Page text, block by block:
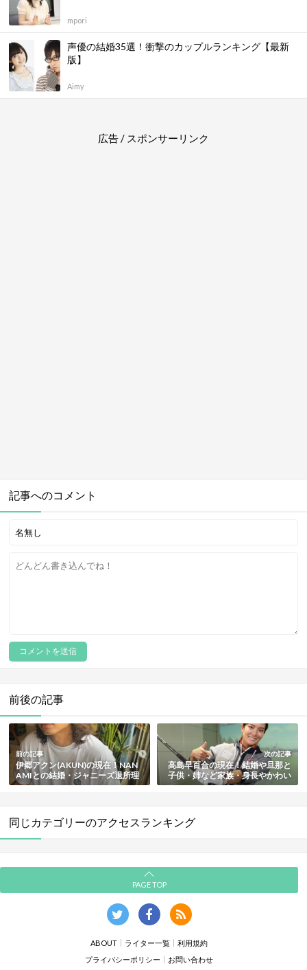
mpori
声優の結婚35選！衝撃のカップルランキング【最新
版】
Aimy
広告 / スポンサーリンク
記事へのコメント
前後の記事
前の記事
伊郷アクン(AKUN)の現在！NAN
AMIとの結婚・ジャニーズ退所理
由・ハーフや国籍・家族や兄弟・
次の記事
高島早百合の現在！結婚や旦那と
子供・姉など家族・身長やかわい
い画像・年収も総まとめ【女子プ
同じカテゴリーのアクセスランキング
PAGE TOP
ABOUT ライター一覧
利用規約
プライバシーポリシー
お問い合わせ